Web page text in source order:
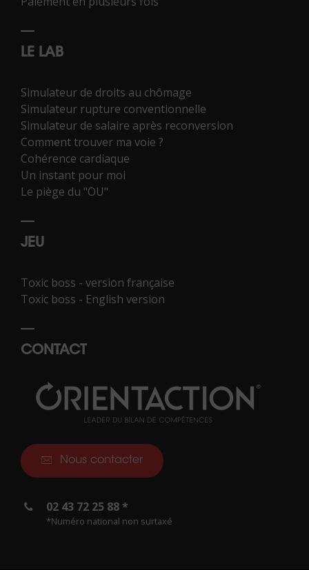
LE LAB
Simulateur de droits au chômage
Simulateur rupture conventionnelle
Simulateur de salaire après reconversion
Comment trouver ma voie ?
Cohérence cardiaque
Un instant pour moi
Le piège du "OU"
JEU
Toxic boss - version française
Toxic boss - English version
CONTACT
Nous contacter
02 43 72 25 88 *
*Numéro national non surtaxé